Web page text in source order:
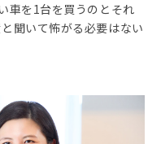
車を1台を買うのとそれ
聞いて怖がる必要はない